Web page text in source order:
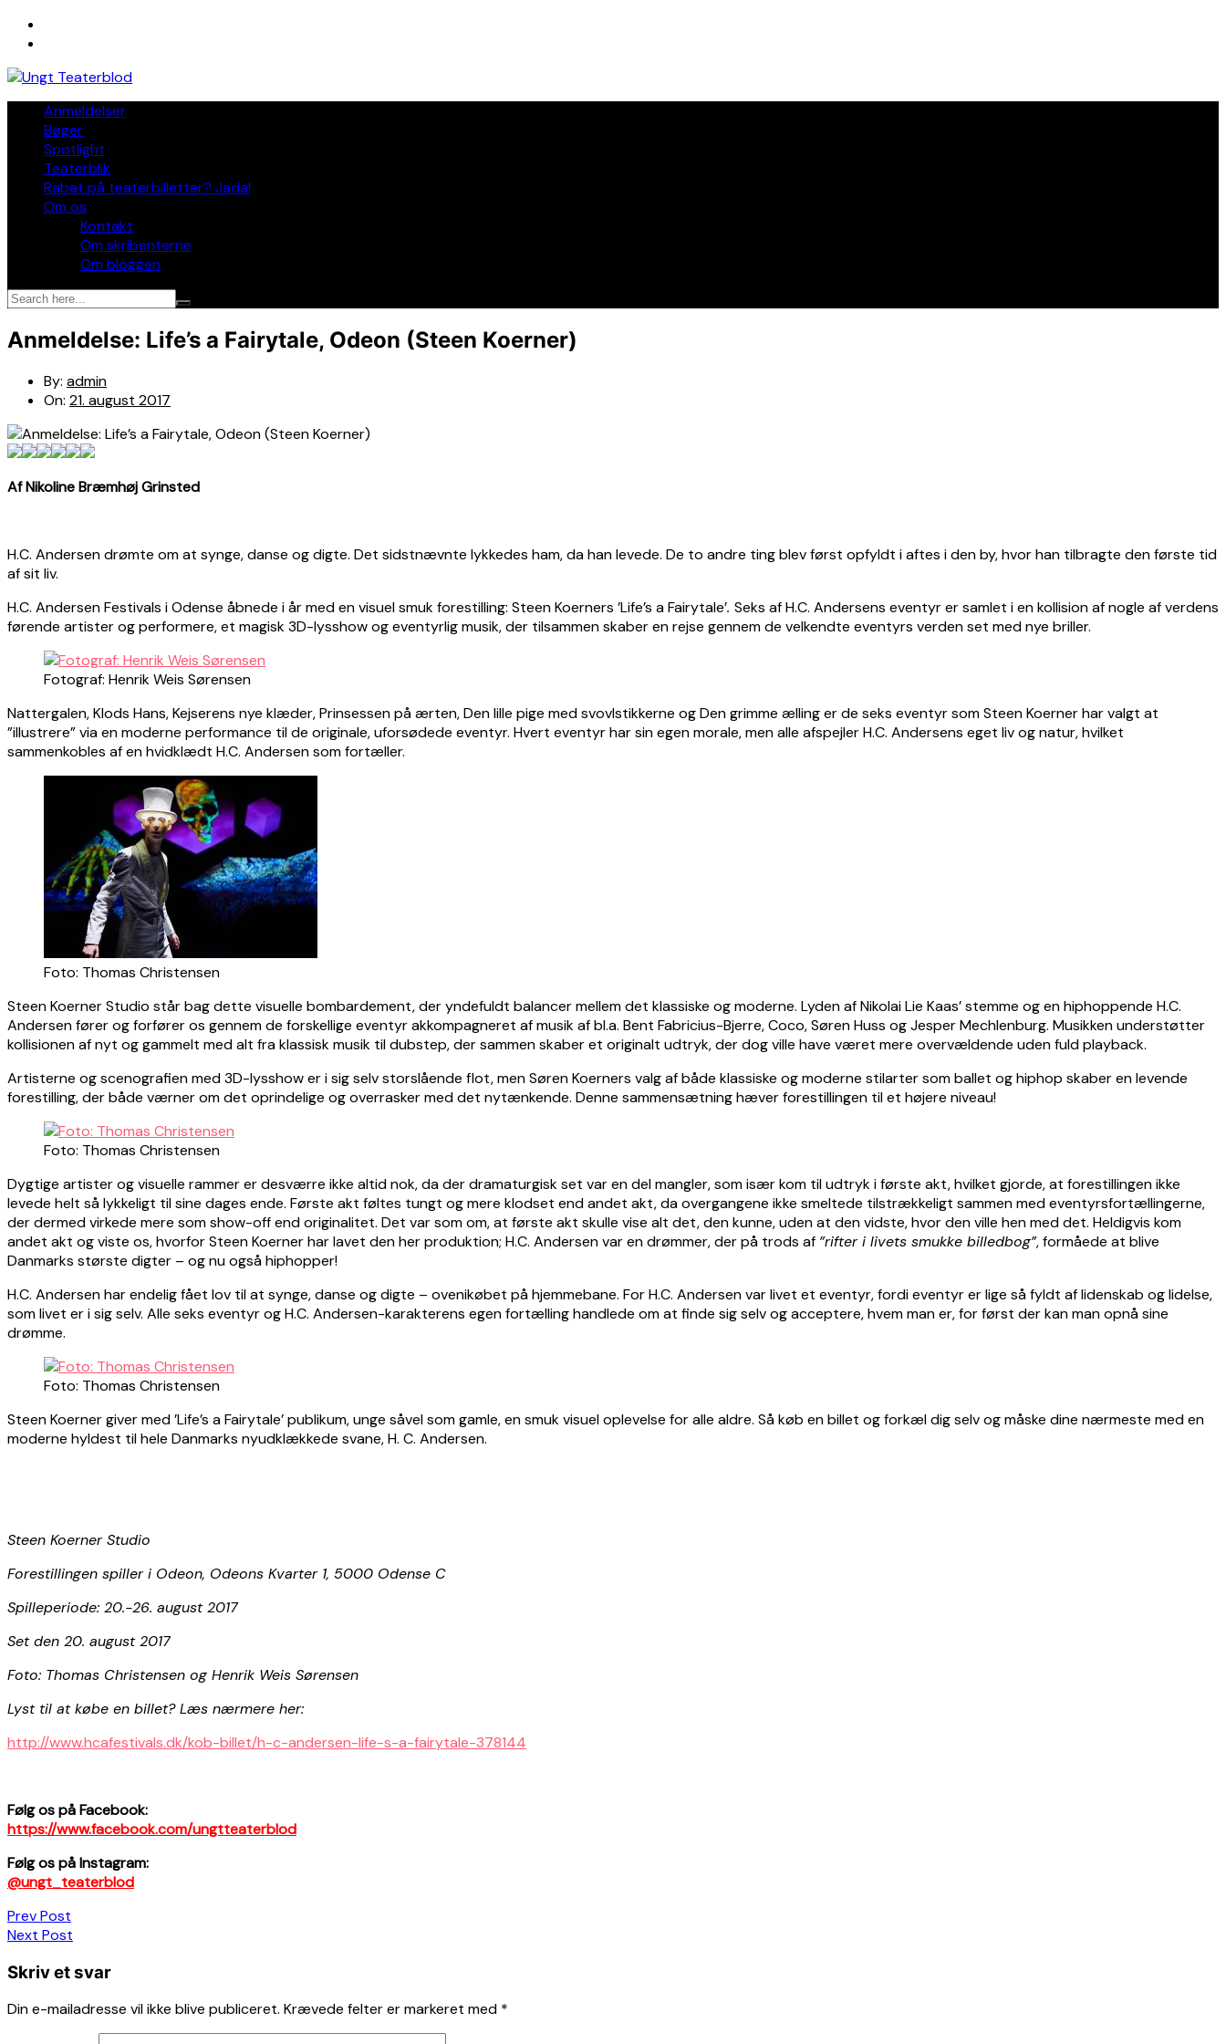
Skip
Anmeldelser
Bøger
Spotlight
Teaterblik
Rabat på teaterbilletter? Jada!
Om os
Kontakt
Om skribenterne
Om bloggen
Anmeldelse: Life’s a Fairytale, Odeon (Steen Koerner)
By: admin
On: 21. august 2017
Af Nikoline Bræmhøj Grinsted
H.C. Andersen drømte om at synge, danse og digte. Det sidstnævnte lykkedes ham, da han levede. De to andre ting blev først opfyldt i aftes i den by, hvor han tilbragte den første tid
af sit liv.
H.C. Andersen Festivals i Odense åbnede i år med en visuel smuk forestilling: Steen Koerners ’Life’s a Fairytale’. Seks af H.C. Andersens eventyr er samlet i en kollision af nogle af verdens
førende artister og performere, et magisk 3D-lysshow og eventyrlig musik, der tilsammen skaber en rejse gennem de velkendte eventyrs verden set med nye briller.
Fotograf: Henrik Weis Sørensen
Nattergalen, Klods Hans, Kejserens nye klæder, Prinsessen på ærten, Den lille pige med svovlstikkerne og Den grimme ælling er de seks eventyr som Steen Koerner har valgt at
”illustrere” via en moderne performance til de originale, uforsødede eventyr. Hvert eventyr har sin egen morale, men alle afspejler H.C. Andersens eget liv og natur, hvilket
sammenkobles af en hvidklædt H.C. Andersen som fortæller.
Foto: Thomas Christensen
Steen Koerner Studio står bag dette visuelle bombardement, der yndefuldt balancer mellem det klassiske og moderne. Lyden af Nikolai Lie Kaas’ stemme og en hiphoppende H.C.
Andersen fører og forfører os gennem de forskellige eventyr akkompagneret af musik af bl.a. Bent Fabricius-Bjerre, Coco, Søren Huss og Jesper Mechlenburg. Musikken understøtter
kollisionen af nyt og gammelt med alt fra klassisk musik til dubstep, der sammen skaber et originalt udtryk, der dog ville have været mere overvældende uden fuld playback.
Artisterne og scenografien med 3D-lysshow er i sig selv storslående flot, men Søren Koerners valg af både klassiske og moderne stilarter som ballet og hiphop skaber en levende
forestilling, der både værner om det oprindelige og overrasker med det nytænkende. Denne sammensætning hæver forestillingen til et højere niveau!
Foto: Thomas Christensen
Dygtige artister og visuelle rammer er desværre ikke altid nok, da der dramaturgisk set var en del mangler, som især kom til udtryk i første akt, hvilket gjorde, at forestillingen ikke
levede helt så lykkeligt til sine dages ende. Første akt føltes tungt og mere klodset end andet akt, da overgangene ikke smeltede tilstrækkeligt sammen med eventyrsfortællingerne,
der dermed virkede mere som show-off end originalitet. Det var som om, at første akt skulle vise alt det, den kunne, uden at den vidste, hvor den ville hen med det. Heldigvis kom
andet akt og viste os, hvorfor Steen Koerner har lavet den her produktion; H.C. Andersen var en drømmer, der på trods af ”rifter i livets smukke billedbog”, formåede at blive
Danmarks største digter – og nu også hiphopper!
H.C. Andersen har endelig fået lov til at synge, danse og digte – ovenikøbet på hjemmebane. For H.C. Andersen var livet et eventyr, fordi eventyr er lige så fyldt af lidenskab og lidelse,
som livet er i sig selv. Alle seks eventyr og H.C. Andersen-karakterens egen fortælling handlede om at finde sig selv og acceptere, hvem man er, for først der kan man opnå sine
drømme.
Foto: Thomas Christensen
Steen Koerner giver med ’Life’s a Fairytale’ publikum, unge såvel som gamle, en smuk visuel oplevelse for alle aldre. Så køb en billet og forkæl dig selv og måske dine nærmeste med en
moderne hyldest til hele Danmarks nyudklækkede svane, H. C. Andersen.
Steen Koerner Studio
Forestillingen spiller i Odeon, Odeons Kvarter 1, 5000 Odense C
Spilleperiode: 20.-26. august 2017
Set den 20. august 2017
Foto: Thomas Christensen og Henrik Weis Sørensen
Lyst til at købe en billet? Læs nærmere her:
http://www.hcafestivals.dk/kob-billet/h-c-andersen-life-s-a-fairytale-378144
Følg os på Facebook:
https://www.facebook.com/ungtteaterblod
Følg os på Instagram:
@ungt_teaterblod
Indlægsnavigation
Prev Post
Next Post
Skriv et svar
Din e-mailadresse vil ikke blive publiceret. Krævede felter er markeret med *